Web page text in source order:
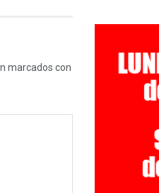
marcados con